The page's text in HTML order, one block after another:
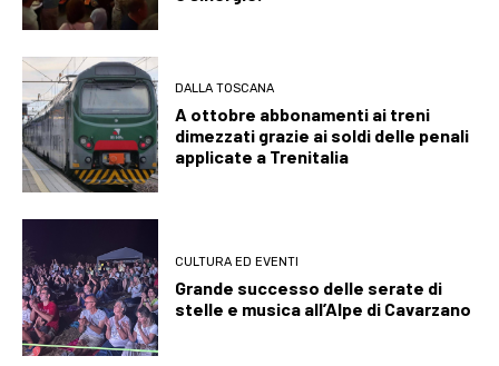
DALLA TOSCANA
A ottobre abbonamenti ai treni
dimezzati grazie ai soldi delle penali
applicate a Trenitalia
CULTURA ED EVENTI
Grande successo delle serate di
stelle e musica all’Alpe di Cavarzano